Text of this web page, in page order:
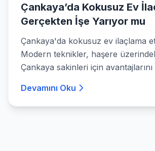
Çankaya’da Kokusuz Ev
Gerçekten İşe Yarıyor mu
Çankaya'da kokusuz ev ilaçlama
Modern teknikler, haşere
Çankaya sakinleri için
Devamını Oku